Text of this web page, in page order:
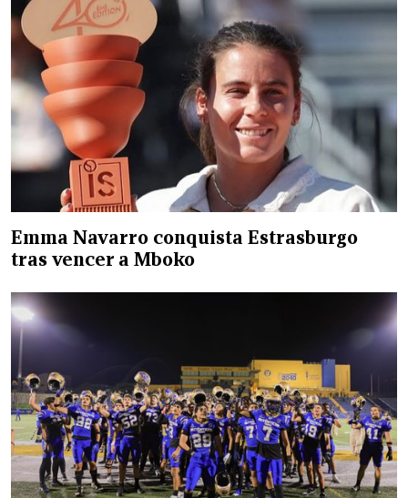
Emma Navarro conquista Estrasburgo
tras vencer a Mboko